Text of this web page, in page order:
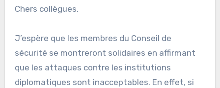
Chers collègues,
J’espère que les membres du Conseil de
sécurité se montreront solidaires en affirmant
que les attaques contre les institutions
diplomatiques sont inacceptables. En effet, si